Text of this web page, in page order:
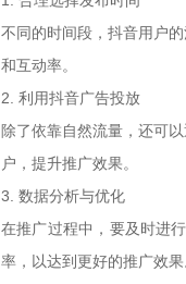
不同的时间段，抖音用户
和互动率。
2. 利用抖音广告投放
除了依靠自然流量，还可
户，提升推广效果。
3. 数据分析与优化
在推广过程中，要及时进
率，以达到更好的推广效果